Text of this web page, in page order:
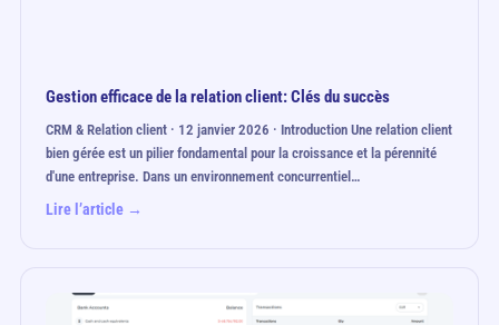
Gestion efficace de la relation client: Clés du succès
CRM & Relation client · 12 janvier 2026 · Introduction Une relation client
bien gérée est un pilier fondamental pour la croissance et la pérennité
d'une entreprise. Dans un environnement concurrentiel…
Lire l’article →